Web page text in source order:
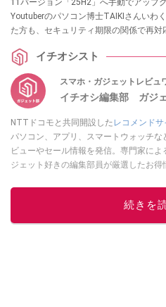
11バージョン「25H2」へ手動でアップ
Youtuberのパソコン博士TAIKIさんいわ
た方も、セキュリティ期限の関係で再
方法が含まれます。あらかじめご留意く
イチオシスト
スマホ・ガジェットレビュ
イチオシ編集部 ガジ
NTTドコモと共同開設した レコメンドサ
パソコン、アプリ、スマートウォッチ
ビューやセール情報を発信。専門家に
ジェット好きの編集部員が厳選したお得
この
続きを